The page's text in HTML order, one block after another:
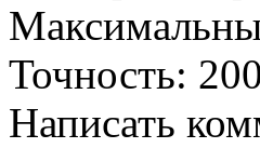
Точность:
Написать